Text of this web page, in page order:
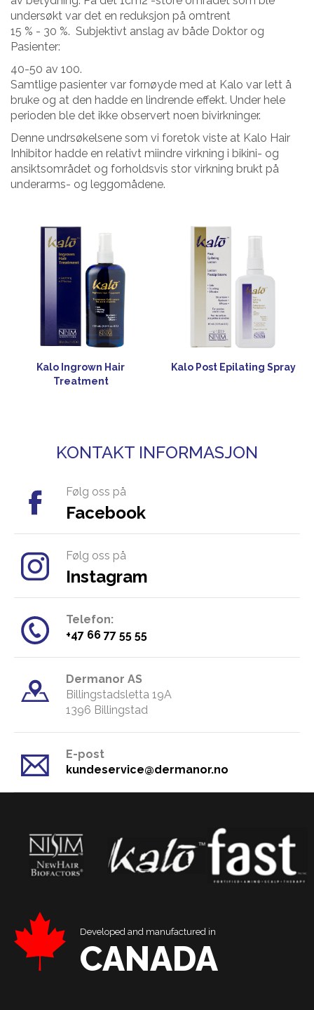
undersøkt var det en reduksjon på omtrent
15 % - 30 %. Subjektivt anslag av både Doktor og
Pasienter:
40-50 av 100.
Samtlige pasienter var fornøyde med at Kalo var lett å
bruke og at den hadde en lindrende effekt. Under hele
perioden ble det ikke observert noen bivirkninger.
Denne undrsøkelsene som vi foretok viste at Kalo Hair
Inhibitor hadde en relativt miindre virkning i bikini- og
ansiktsområdet og forholdsvis stor virkning brukt på
underarms- og leggomådene.
Kalo Ingrown Hair
Treatment
Kalo Post Epilating Spray
KONTAKT INFORMASJON
Følg oss på
Facebook
Følg oss på
Instagram
Telefon:
​+47 66 77 55 55
Dermanor AS
Billingstadsletta 19A
​1396 Billingstad
E-post
kundeservice@dermanor.no
Developed and manufactured in
CANADA